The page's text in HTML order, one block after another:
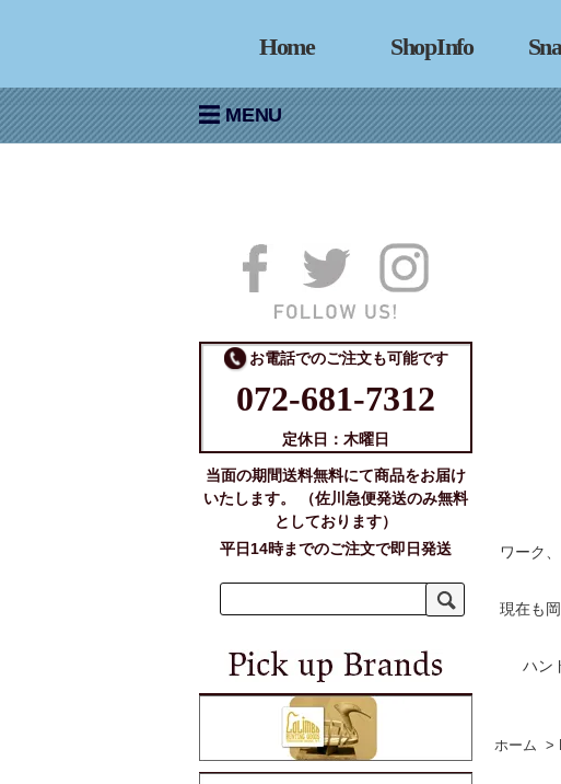
Home ShopInfo
MENU
ワーク
現在も
ハン
ホーム >
お電話でのご注文も可能です
072-681-7312
定休日：木曜日
当面の期間送料無料にて商品をお届け
いたします。 （佐川急便発送のみ無料
としております）
平日14時までのご注文で即日発送